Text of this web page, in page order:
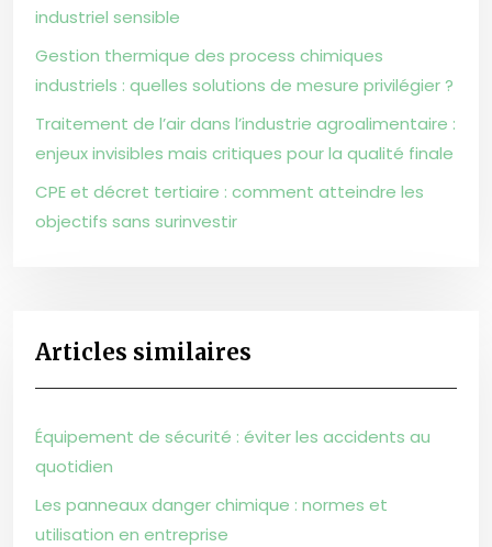
industriel sensible
Gestion thermique des process chimiques
industriels : quelles solutions de mesure privilégier ?
Traitement de l’air dans l’industrie agroalimentaire :
enjeux invisibles mais critiques pour la qualité finale
CPE et décret tertiaire : comment atteindre les
objectifs sans surinvestir
Articles similaires
Équipement de sécurité : éviter les accidents au
quotidien
Les panneaux danger chimique : normes et
utilisation en entreprise